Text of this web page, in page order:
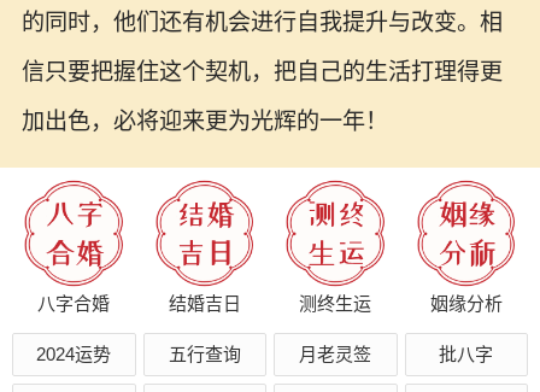
的同时，他们还有机会进行自我提升与改变。相
信只要把握住这个契机，把自己的生活打理得更
加出色，必将迎来更为光辉的一年！
八字合婚 结婚吉日 测终生运 姻缘分析
2024运势 五行查询 月老灵签 批八字